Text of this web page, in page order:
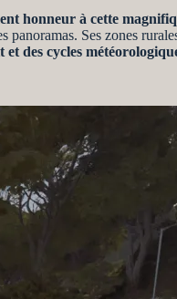
honneur à cette
panoramas. Ses zones
des cycles